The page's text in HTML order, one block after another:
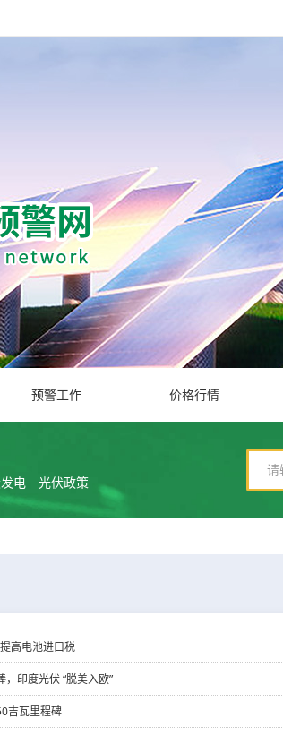
预警工作 价格行情
电 光伏政策
高电池进口税
印度光伏 “脱美入欧”
吉瓦里程碑